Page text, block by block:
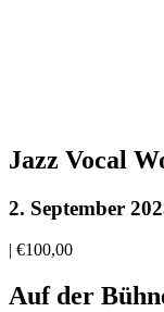
Jazz Vocal
2. September
| €100,00
Auf der